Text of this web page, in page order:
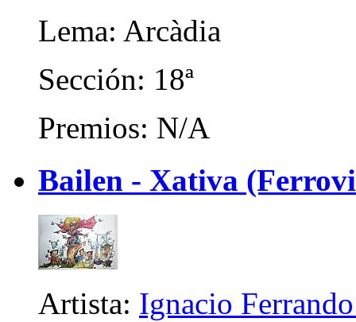
Lema: Arcàdia
Sección: 18ª
Premios: N/A
Bailen - Xativa
Artista: Ignacio